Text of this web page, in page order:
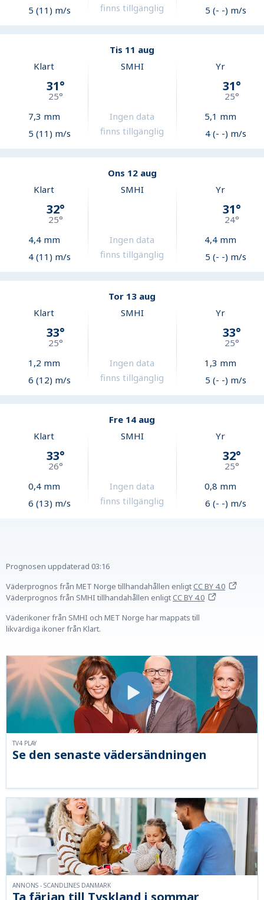
5 (11) m/s
finns tillgänglig
5 (- -) m/s
Tis 11 aug
Klart
31°
25°
7,3 mm
5 (11) m/s
SMHI
Ingen data
finns tillgänglig
Yr
31°
25°
5,1 mm
4 (- -) m/s
Ons 12 aug
Klart
32°
25°
4,4mm
4 (11) m/s
SMHI
Ingen data
finns tillgänglig
Yr
31°
24°
4,4mm
5 (- -) m/s
Tor 13 aug
Klart
33°
25°
1,2 mm
6 (12) m/s
SMHI
Ingen data
finns tillgänglig
Yr
33°
25°
1,3 mm
5 (- -) m/s
Fre 14 aug
Klart
33°
26°
0,4mm
6 (13) m/s
SMHI
Ingen data
finns tillgänglig
Yr
32°
25°
0,8 mm
6 (- -) m/s
Prognosen uppdaterad 03:16
Väderprognos från MET Norge tillhandahållen enligtCC BY 4.0
Väderprognos från SMHI tillhandahållen enligtCC BY 4.0
Väderikoner från SMHI och MET Norge har mappats till
likvärdiga ikoner från Klart.
Se den senaste vädersändningen
TV4 PLAY
ANNONS - SCANDLINES DANMARK